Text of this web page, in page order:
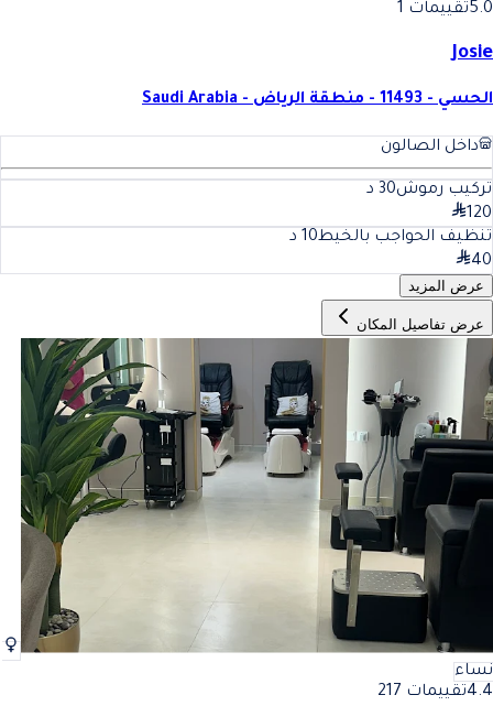
5.0تقييمات 1
Josie
الحسي - 11493 - منطقة الرياض - Saudi Arabia
داخل الصالون
تركيب رموش30 د
120
تنظيف الحواجب بالخيط10 د
40
عرض المزيد
عرض تفاصيل المكان
نساء
4.4تقييمات 217